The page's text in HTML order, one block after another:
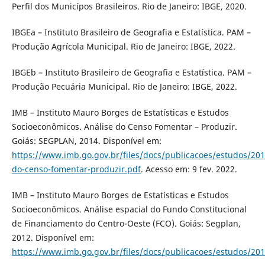
Perfil dos Municípos Brasileiros. Rio de Janeiro: IBGE, 2020.
IBGEa – Instituto Brasileiro de Geografia e Estatística. PAM –
Produção Agrícola Municipal. Rio de Janeiro: IBGE, 2022.
IBGEb – Instituto Brasileiro de Geografia e Estatística. PAM –
Produção Pecuária Municipal. Rio de Janeiro: IBGE, 2022.
IMB – Instituto Mauro Borges de Estatísticas e Estudos
Socioeconômicos. Análise do Censo Fomentar – Produzir.
Goiás: SEGPLAN, 2014. Disponível em:
https://www.imb.go.gov.br/files/docs/publicacoes/estudos/
do-censo-fomentar-produzir.pdf. Acesso em: 9 fev. 2022.
IMB – Instituto Mauro Borges de Estatísticas e Estudos
Socioeconômicos. Análise espacial do Fundo Constitucional
de Financiamento do Centro-Oeste (FCO). Goiás: Segplan,
2012. Disponível em:
https://www.imb.go.gov.br/files/docs/publicacoes/estudos/